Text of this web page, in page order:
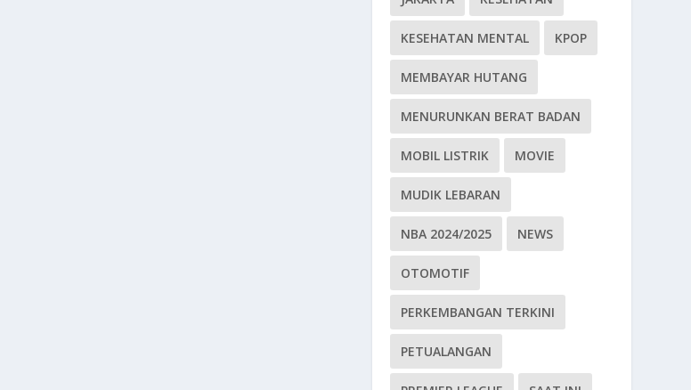
KESEHATAN MENTAL KPOP
MEMBAYAR HUTANG
MENURUNKAN BERAT BADAN
MOBIL LISTRIK MOVIE
MUDIK LEBARAN
NBA 2024/2025 NEWS
OTOMOTIF
PERKEMBANGAN TERKINI
PETUALANGAN